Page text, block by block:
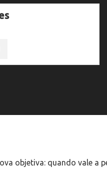
objetiva: quando vale a